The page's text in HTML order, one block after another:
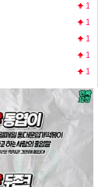
1
1
1
1
1